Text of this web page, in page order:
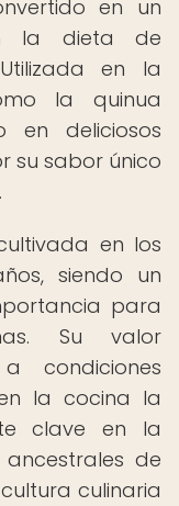
en un
la dieta de
en la
la quinua
deliciosos
su sabor único
en los
siendo un
para
Su valor
condiciones
la cocina la
clave en la
de
culinaria